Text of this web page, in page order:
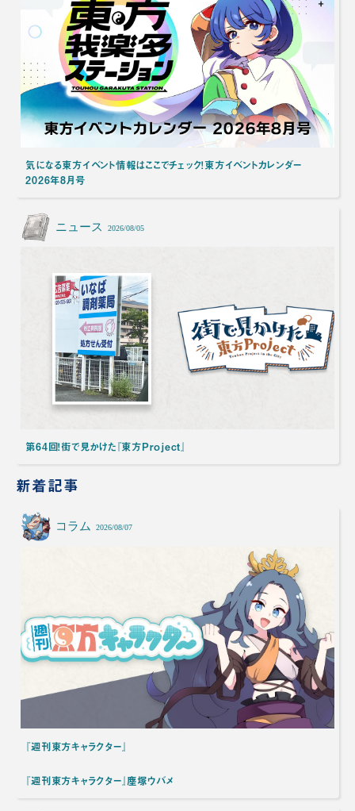
気になる東方イベント情報はここでチェック！東方イベントカレンダー
2026年8月号
ニュース 2026/08/05
第64回！街で見かけた『東方Project』
新着記事
コラム 2026/08/07
『週刊東方キャラクター』
『週刊東方キャラクター』塵塚ウバメ